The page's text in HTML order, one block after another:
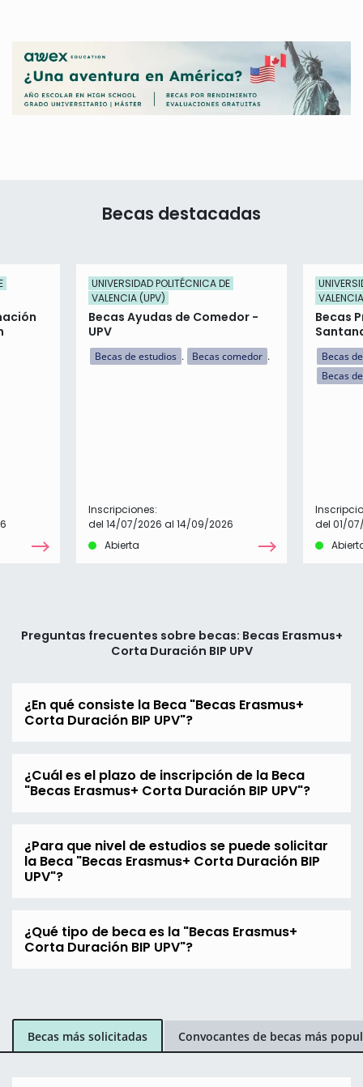
Becas destacadas
UNIVERSIDAD POLITÉCNICA DE
VALENCIA (UPV)
Becas Ayudas de Comedor -
UPV
Becas de estudios Becas comedor
Inscripciones:
del 14/07/2026 al 14/09/2026
Abierta
Becas
Becas
Becas
del 01/
Preguntas frecuentes sobre becas: Becas Erasmus+
Corta Duración BIP UPV
¿En qué consiste la Beca "Becas Erasmus+
Corta Duración BIP UPV"?
¿Cuál es el plazo de inscripción de la Beca
"Becas Erasmus+ Corta Duración BIP UPV"?
¿Para que nivel de estudios se puede solicitar
la Beca "Becas Erasmus+ Corta Duración BIP
UPV"?
¿Qué tipo de beca es la "Becas Erasmus+
Corta Duración BIP UPV"?
Becas más solicitadas Convocantes de becas más